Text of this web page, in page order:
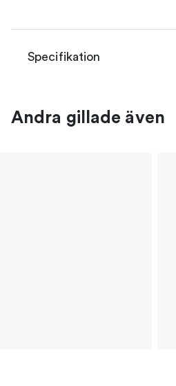
Specifikation
Andra gillade även